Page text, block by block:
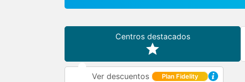
Centros destacados
Ver descuentos Plan Fidelity